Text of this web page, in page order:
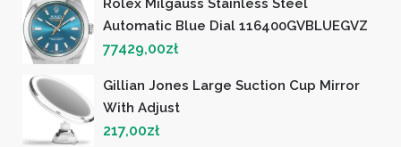
Rolex Milgauss Stainless Steel
Automatic Blue Dial 116400GVBLUEGVZ
77429,00zł
Gillian Jones Large Suction Cup Mirror
With Adjust
217,00zł